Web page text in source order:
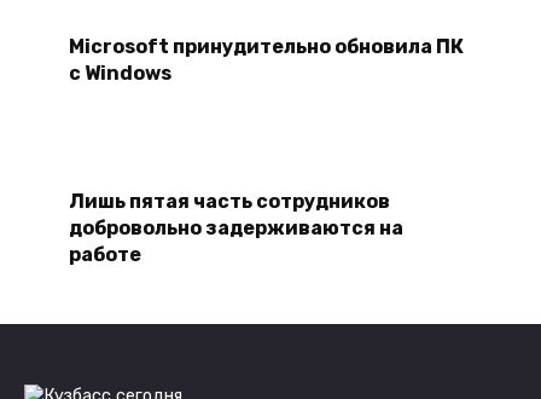
Microsoft принудительно обновила ПК
с Windows
Лишь пятая часть сотрудников
добровольно задерживаются на
работе